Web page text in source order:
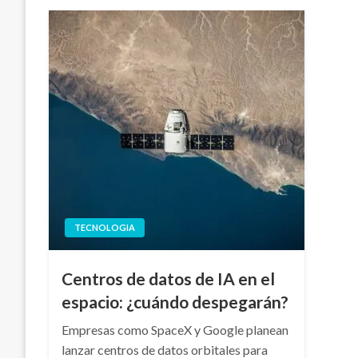
TECNOLOGIA
Centros de datos de IA en el
espacio: ¿cuándo despegarán?
Empresas como SpaceX y Google planean
lanzar centros de datos orbitales para